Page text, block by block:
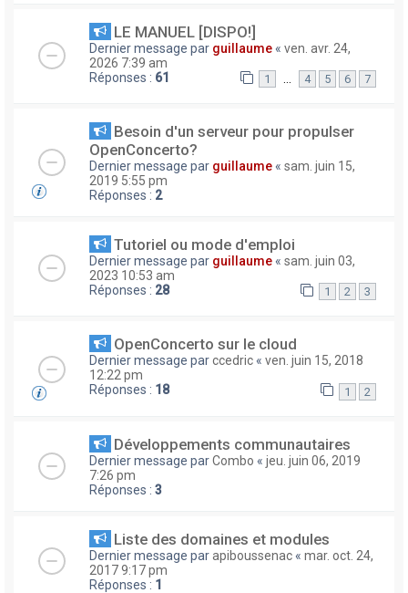
LE MANUEL [DISPO!]
Dernier message par guillaume « ven. avr. 24,
2026 7:39 am
Réponses : 61 1 … 4 5 6 7
Besoin d'un serveur pour propulser
OpenConcerto?
Dernier message par guillaume « sam. juin 15,
2019 5:55 pm
Réponses : 2
Tutoriel ou mode d'emploi
Dernier message par guillaume « sam. juin 03,
2023 10:53 am
Réponses : 28 1 2 3
OpenConcerto sur le cloud
Dernier message parccedric « ven. juin 15, 2018
12:22 pm
Réponses : 18 1 2
Développements communautaires
Dernier message parCombo « jeu. juin 06, 2019
7:26 pm
Réponses : 3
Liste des domaines et modules
Dernier message parapiboussenac « mar. oct. 24,
2017 9:17 pm
Réponses : 1